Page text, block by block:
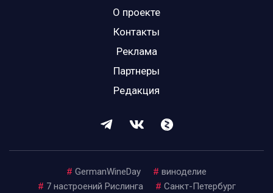
О проекте
Контакты
Реклама
Партнеры
Редакция
# GermanWineDay # виноделие
# 7 настроений Рислинга # Санкт-Петербург